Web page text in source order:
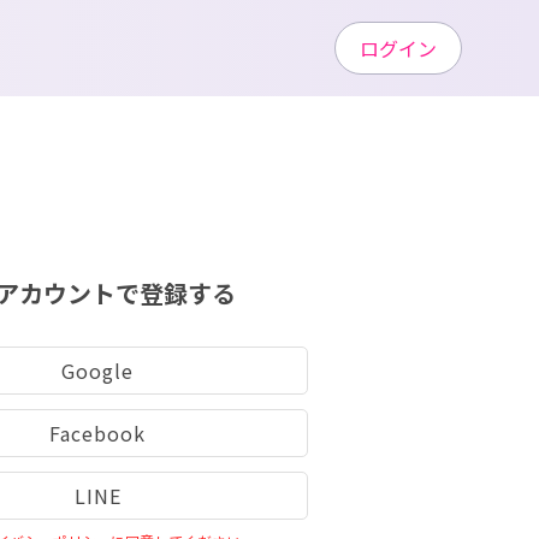
カウントで登録する
Google
Facebook
LINE
ログイン